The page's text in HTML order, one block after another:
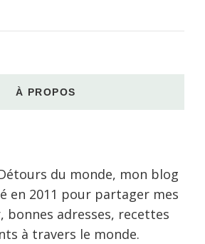
À PROPOS
du monde, mon blog
en 2011 pour partager mes
bonnes adresses, recettes
à travers le monde.